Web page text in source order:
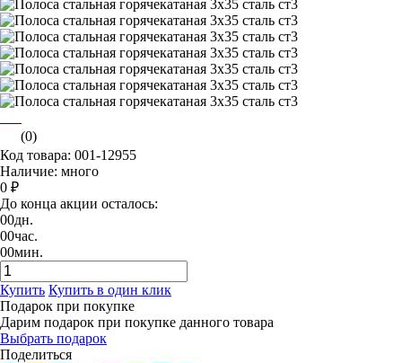
(0)
Код товара: 001-12955
Наличие: много
0 ₽
До конца акции осталось:
00дн.
00час.
00мин.
Купить Купить в один клик
Подарок при покупке
Дарим подарок при покупке данного товара
Выбрать подарок
Поделиться